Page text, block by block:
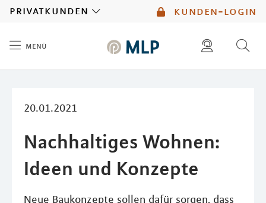
kunden-login
privatkunden
menü
20.01.2021
Nachhaltiges Wohnen:
Ideen und Konzepte
Neue Baukonzepte sollen dafür sorgen, dass